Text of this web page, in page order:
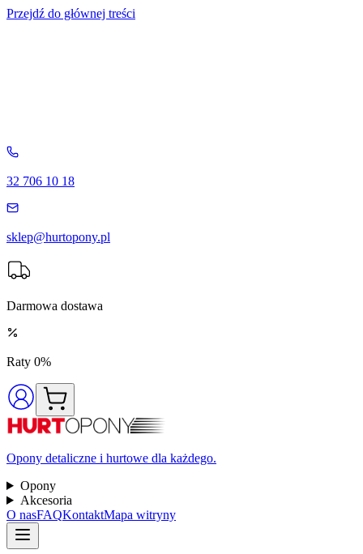
Przejdź do głównej treści
32 706 10 18
sklep@hurtopony.pl
Darmowa dostawa
Raty 0%
Opony detaliczne i hurtowe dla każdego.
Opony
Akcesoria
O nasFAQKontaktMapa witryny